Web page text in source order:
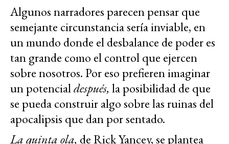
Algunos narradores parecen pensar que
semejante circunstancia sería inviable, en
un mundo donde el desbalance de poder es
tan grande como el control que ejercen
sobre nosotros. Por eso prefieren imaginar
un potencialdespués, la posibilidad de que
se pueda construir algo sobre las ruinas del
apocalipsis que dan por sentado.
La quinta ola, de Rick Yancey, se plantea